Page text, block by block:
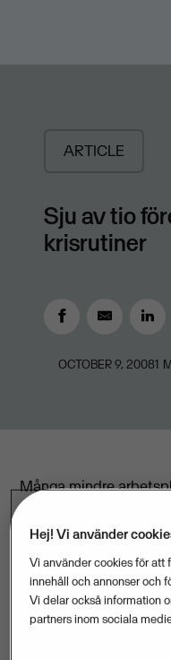
ARTICLE
Sju av tio
krisrutiner
OCTOBER 9, 20081
Många mindre
med 1.500 svarande
73 procent av dem
det inte finns rutiner
Hej! Vi använder
Vi använder cookies för att
innehåll och annonser och
Vi delar också information
partners inom sociala